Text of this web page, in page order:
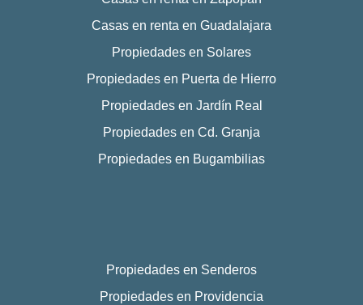
Casas en renta en Guadalajara
Propiedades en Solares
Propiedades en Puerta de Hierro
Propiedades en Jardín Real
Propiedades en Cd. Granja
Propiedades en Bugambilias
Propiedades en Senderos
Propiedades en Providencia